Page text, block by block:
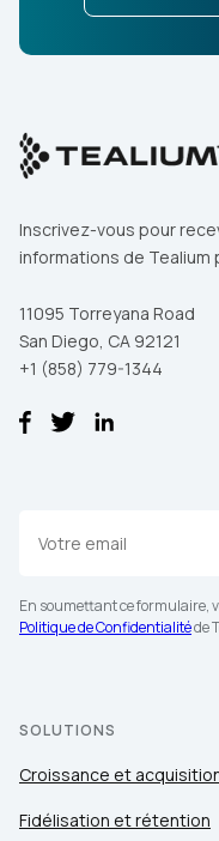
Inscrivez-vous pour
informations de Tealium
11095 Torreyana Road
San Diego, CA 92121
+1 (858) 779-1344
En soumettant ce formulaire,
Politique de Confidentialitéde
SOLUTIONS
Croissance et
Fidélisation et rétention